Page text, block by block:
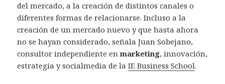
del mercado, a la creación de distintos canales o
diferentes formas de relacionarse. Incluso a la
creación de un mercado nuevo y que hasta ahora
no se hayan considerado, señala Juan Sobejano,
consultor independiente enmarketing, innovación,
estrategia y socialmedia de laIE Business School.